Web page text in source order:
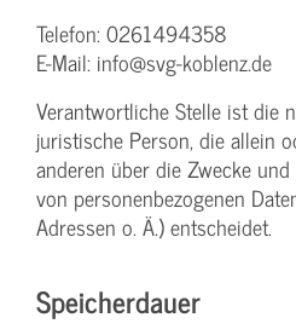
Telefon: 0261494358
E-Mail: info@svg-koblenz.de
Verantwortliche Stelle ist die
juristische Person, die allein
anderen über die Zwecke
von personenbezogenen
Adressen o. Ä.) entscheidet.
Speicherdauer